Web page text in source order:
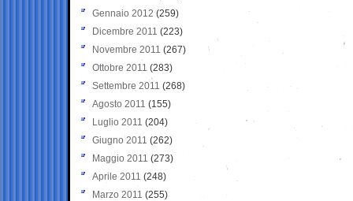
Gennaio 2012 (259)
Dicembre 2011 (223)
Novembre 2011 (267)
Ottobre 2011 (283)
Settembre 2011 (268)
Agosto 2011 (155)
Luglio 2011 (204)
Giugno 2011 (262)
Maggio 2011 (273)
Aprile 2011 (248)
Marzo 2011 (255)